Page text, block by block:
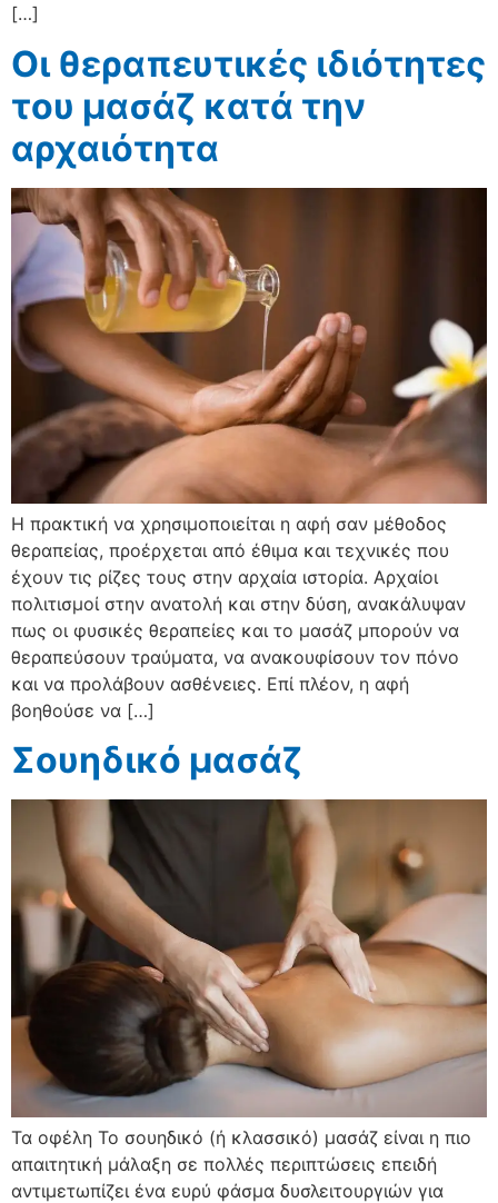
[…]
Οι θεραπευτικές ιδιότητες
του μασάζ κατά την
αρχαιότητα
Η πρακτική να χρησιμοποιείται η αφή σαν μέθοδος
θεραπείας, προέρχεται από έθιμα και τεχνικές που
έχουν τις ρίζες τους στην αρχαία ιστορία. Αρχαίοι
πολιτισμοί στην ανατολή και στην δύση, ανακάλυψαν
πως οι φυσικές θεραπείες και το μασάζ μπορούν να
θεραπεύσουν τραύματα, να ανακουφίσουν τον πόνο
και να προλάβουν ασθένειες. Επί πλέον, η αφή
βοηθούσε να […]
Σουηδικό μασάζ
Τα οφέλη Το σουηδικό (ή κλασσικό) μασάζ είναι η πιο
απαιτητική μάλαξη σε πολλές περιπτώσεις επειδή
αντιμετωπίζει ένα ευρύ φάσμα δυσλειτουργιών για